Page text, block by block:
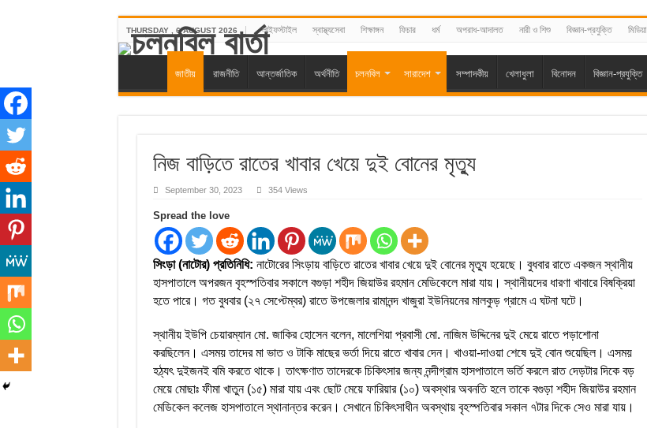
THURSDAY , 6 AUGUST 2026 লাইফস্টাইল স্বাস্থ্যসেবা শিক্ষাঙ্গন ফিচার ধর্ম অপরাধ-আদালত নারী ও শিশু বিজ্ঞান-প্রযুক্তি মিডিয়া
জাতীয় রাজনীতি আন্তর্জাতিক অর্থনীতি চলনবিল সারাদেশ সম্পাদকীয় খেলাধুলা বিনোদন বিজ্ঞান-প্রযুক্তি
নিজ বাড়িতে রাতের খাবার খেয়ে দুই বোনের মৃত্যু
September 30, 2023 354 Views
Spread the love
সিংড়া (নাটোর) প্রতিনিধি: নাটোরের সিংড়ায় বাড়িতে রাতের খাবার খেয়ে দুই বোনের মৃত্যু হয়েছে। বুধবার রাতে একজন স্থানীয়
হাসপাতালে অপরজন বৃহস্পতিবার সকালে বগুড়া শহীদ জিয়াউর রহমান মেডিকেলে মারা যায়। স্থানীয়দের ধারণা খাবারে বিষক্রিয়া
হতে পারে। গত বুধবার (২৭ সেপ্টেম্বর) রাতে উপজেলার রামানন্দ খাজুরা ইউনিয়নের মালকুড় গ্রামে এ ঘটনা ঘটে।
স্থানীয় ইউপি চেয়ারম্যান মো. জাকির হোসেন বলেন, মালেশিয়া প্রবাসী মো. নাজিম উদ্দিনের দুই মেয়ে রাতে পড়াশোনা
করছিলেন। এসময় তাদের মা ভাত ও টাকি মাছের ভর্তা দিয়ে রাতে খাবার দেন। খাওয়া-দাওয়া শেষে দুই বোন শুয়েছিল। এসময়
হঠ্যৎ দুইজনই বমি করতে থাকে। তাৎক্ষণাত তাদেরকে চিকিৎসার জন্য নন্দীগ্রাম হাসপাতালে ভর্তি করলে রাত দেড়টার দিকে বড়
মেয়ে মোছাঃ ফীমা খাতুন (১৫) মারা যায় এবং ছোট মেয়ে ফারিয়ার (১০) অবস্থার অবনতি হলে তাকে বগুড়া শহীদ জিয়াউর রহমান
মেডিকেল কলেজ হাসপাতালে স্থানান্তর করেন। সেখানে চিকিৎসাধীন অবস্থায় বৃহস্পতিবার সকাল ৭টার দিকে সেও মারা যায়।